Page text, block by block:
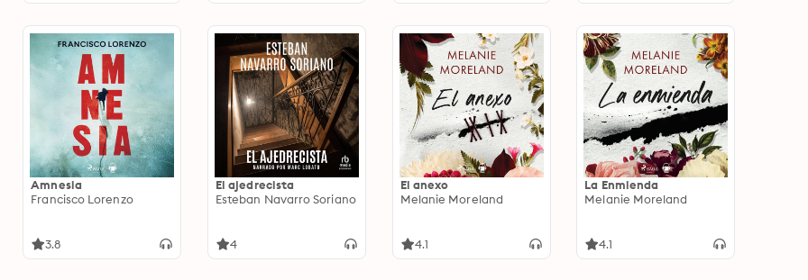
Amnesia
Francisco Lorenzo
3.8
El ajedrecista
Esteban Navarro Soriano
4
El anexo
Melanie Moreland
4.1
La Enmienda
Melanie Moreland
4.1